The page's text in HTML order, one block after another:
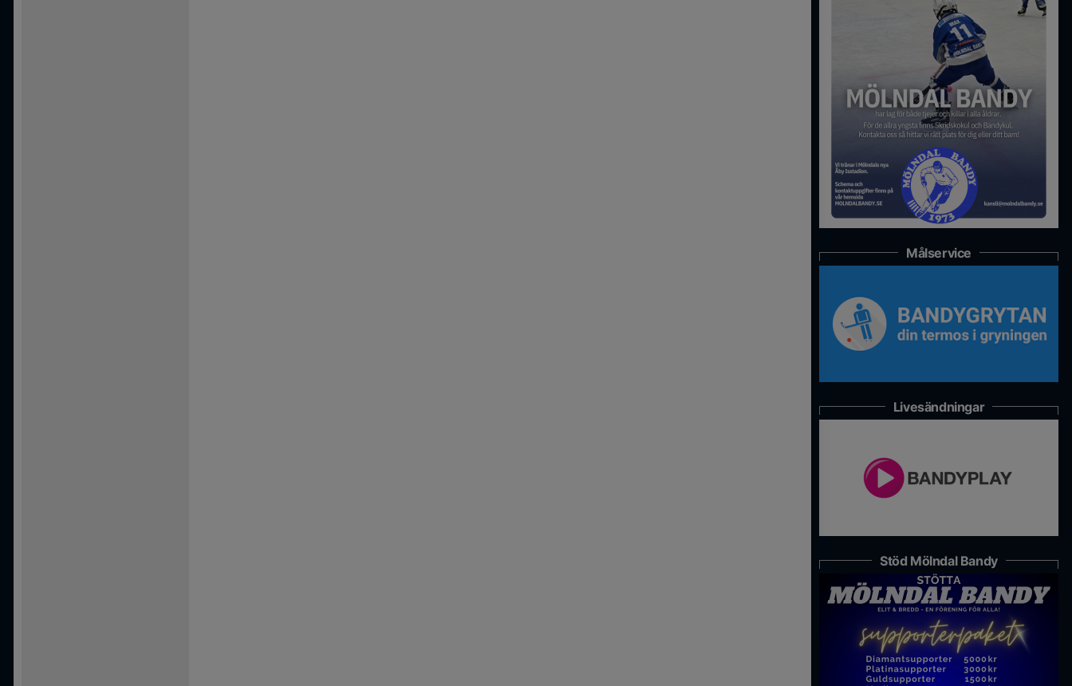
Målservice
Livesändningar
Stöd Mölndal Bandy